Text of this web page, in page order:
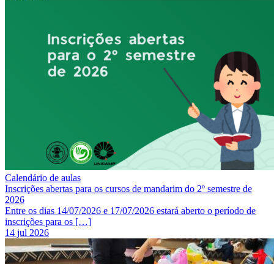
Calendário de aulas
Inscrições abertas para os cursos de mandarim do 2º semestre de
2026
Entre os dias 14/07/2026 e 17/07/2026 estará aberto o período de
inscrições para os […]
14 jul 2026